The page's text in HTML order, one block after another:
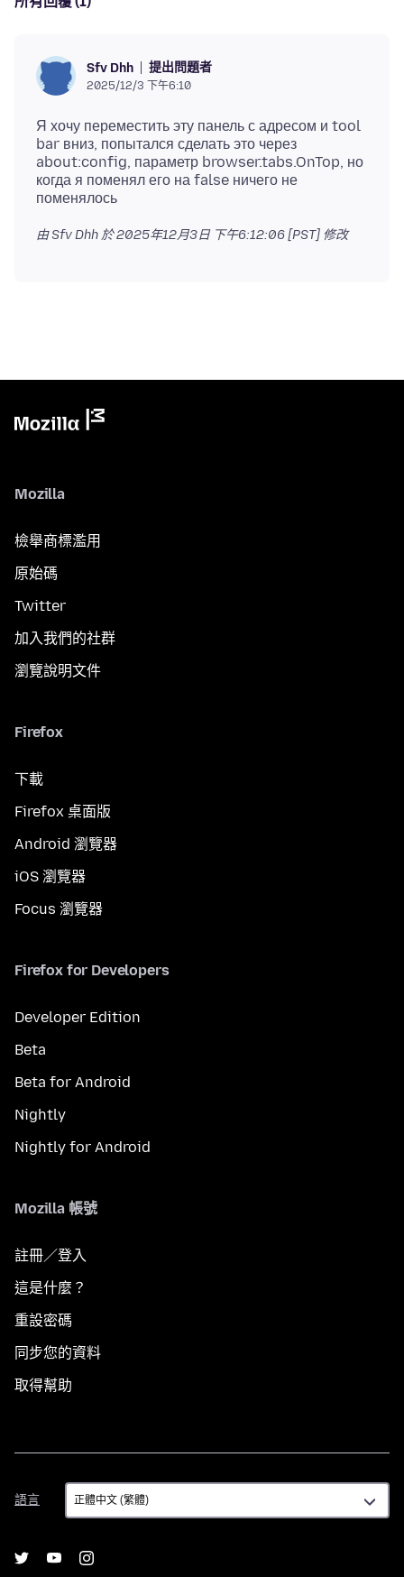
Sfv Dhh 提出問題者
2025/12/3 下午6:10
Я хочу переместить эту панель с адресом и tool
bar вниз, попытался сделать это через
about:config, параметр browser.tabs.OnTop, но
когда я поменял его на false ничего не
由 Sfv Dhh 於2025年12月3日 下午6:12:06 [PST] 修改
Mozilla
檢舉商標濫用
原始碼
Twitter
加入我們的社群
瀏覽說明文件
Firefox
下載
Firefox 桌面版
Android 瀏覽器
iOS 瀏覽器
Focus 瀏覽器
Firefox for Developers
Developer Edition
Beta
Beta for Android
Nightly
Nightly for Android
Mozilla 帳號
註冊／登入
這是什麼？
重設密碼
同步您的資料
取得幫助
語言
語
言